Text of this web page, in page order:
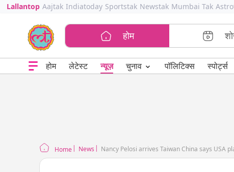
Lallantop Aajtak Indiatoday Sportstak Newstak Mumbai Tak
होम
होम लेटेस्ट न्यूज़ चुनाव ⌄ पॉलिटिक्स स्पोर्ट्स
Home News Nancy Pelosi arrives Taiwan China says USA